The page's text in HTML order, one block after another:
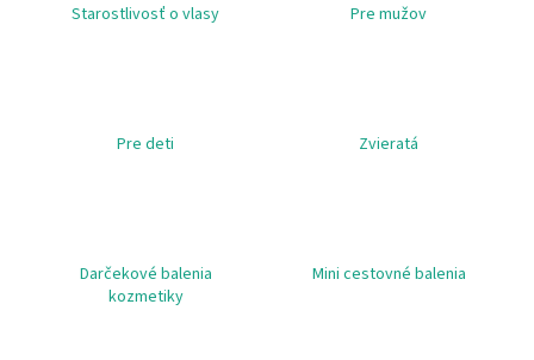
Starostlivosť o vlasy Pre mužov
Pre deti Zvieratá
Darčekové balenia
kozmetiky
Mini cestovné balenia